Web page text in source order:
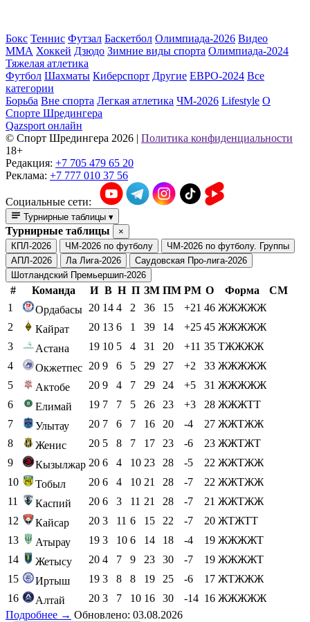
Бокс Теннис Футзал Баскетбол Олимпиада-2026 Видео
ММА Хоккей Дзюдо Зимние виды спорта Олимпиада-2024
Тяжелая атлетика
Футбол Шахматы Киберспорт Другие ЕВРО-2024 Все
категории
Борьба Вне спорта Легкая атлетика ЧМ-2026 Lifestyle О
Спорте Шредингера
Qazsport онлайн
© Cпорт Шредингера 2026 | Политика конфиденциальности
18+
Редакция: +7 705 479 65 20
Реклама: +7 777 010 37 56
Социальные сети:
Турнирные таблицы ▾
Турнирные таблицы
×
КПЛ-2026
ЧМ-2026 по футболу
ЧМ-2026 по футболу. Группы
АПЛ-2026
Ла Лига-2026
Саудовская Про-лига-2026
Шотландский Премьершип-2026
# Команда И В Н П ЗМ ПМ РМ О Форма
СМ
1
Ордабасы 20 14 4 2 36 15 +21 46 ЖЖЖЖЖ
2
Кайрат 20 13 6 1 39 14 +25 45 ЖЖЖЖЖ
3
Астана 19 10 5 4 31 20 +11 35 ТЖЖЖЖ
4
Окжетпес 20 9 6 5 29 27 +2 33 ЖЖЖЖЖ
5
Актобе 20 9 4 7 29 24 +5 31 ЖЖЖЖЖ
6
Елимай 19 7 7 5 26 23 +3 28 ЖЖЖТТ
7
Улытау 20 7 6 7 16 20 -4 27 ЖЖТЖЖ
8
Женис 20 5 8 7 17 23 -6 23 ЖЖТЖТ
9
Кызылжар 20 6 4 10 23 28 -5 22 ЖЖТЖЖ
10
Тобыл 20 6 4 10 21 28 -7 22 ЖЖТЖЖ
11
Каспий 20 6 3 11 21 28 -7 21 ЖЖТЖЖ
12
Кайсар 20 3 11 6 15 22 -7 20 ЖТЖТТ
13
Атырау 19 3 10 6 14 18 -4 19 ЖЖЖЖТ
14
Жетысу 20 4 7 9 23 30 -7 19 ЖЖЖЖТ
15
Иртыш 19 3 8 8 19 25 -6 17 ЖТЖЖЖ
16
Алтай 20 3 7 10 16 30 -14 16 ЖЖЖЖЖ
Подробнее → Обновлено: 03.08.2026